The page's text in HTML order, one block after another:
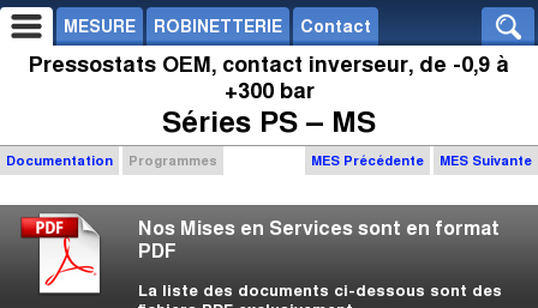
MESURE ROBINETTERIE Contact
Pressostats OEM, contact inverseur, de -0,9 à
+300 bar
Séries PS – MS
MES Précédente MES Suivante
Documentation Programmes
Nos Mises en Services sont en format
PDF
La liste des documents ci-dessous sont des